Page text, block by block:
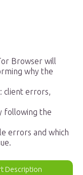
Browser will
why the
client errors,
following the
errors and which
Description